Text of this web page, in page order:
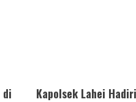
di
Kapolsek Lahei